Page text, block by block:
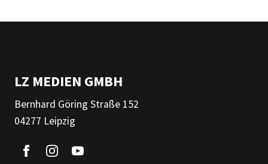
LZ MEDIEN GMBH
Bernhard Göring Straße 152
04277 Leipzig